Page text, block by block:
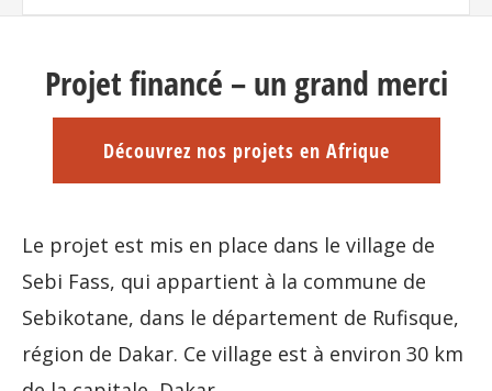
Projet financé – un grand merci
Découvrez nos projets en Afrique
Le projet est mis en place dans le village de
Sebi Fass, qui appartient à la commune de
Sebikotane, dans le département de Rufisque,
région de Dakar. Ce village est à environ 30 km